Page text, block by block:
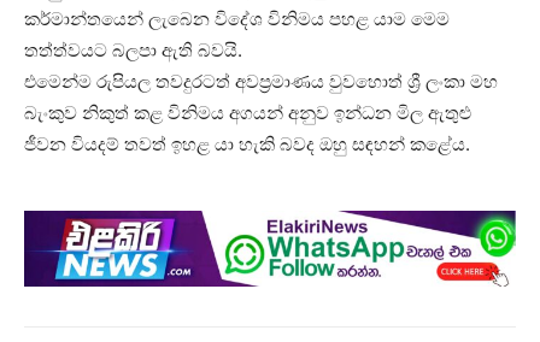
කර්මාන්තයෙන් ලැබෙන විදේශ විනිමය පහළ යාම මෙම
තත්ත්වයට බලපා ඇති බවයි.
එමෙන්ම රුපියල තවදුරටත් අවප්‍රමාණය වුවහොත් ශ්‍රී ලංකා මහ
බැංකුව නිකුත් කළ විනිමය අගයන් අනුව ඉන්ධන මිල ඇතුළු
ජීවන වියදම් තවත් ඉහළ යා හැකි බවද ඔහු සඳහන් කළේය.